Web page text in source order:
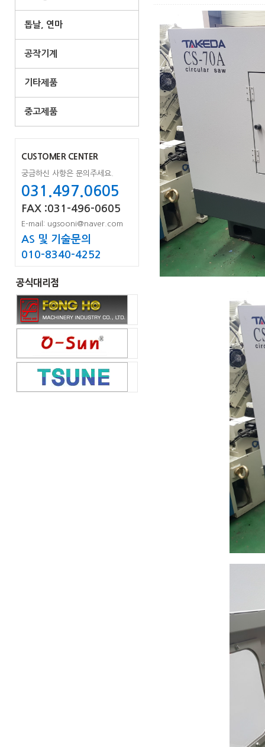
톱날, 연마
공작기계
기타제품
중고제품
CUSTOMER CENTER
궁금하신 사항은 문의주세요.
031.497.0605
FAX :031-496-0605
E-mail: ugsooni@naver.com
AS 및 기술문의
010-8340-4252
공식대리점